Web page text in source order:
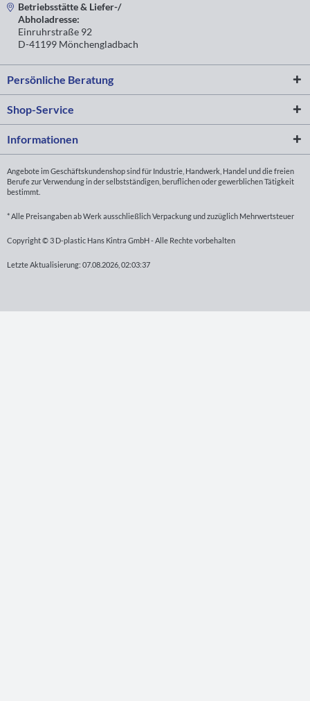
Betriebsstätte & Liefer-/
Abholadresse:
Einruhrstraße 92
D-41199 Mönchengladbach
Persönliche Beratung
Shop-Service
Informationen
Angebote im Geschäftskundenshop sind für Industrie, Handwerk, Handel und die freien
Berufe zur Verwendung in der selbstständigen, beruflichen oder gewerblichen Tätigkeit
bestimmt.
* Alle Preisangaben ab Werk ausschließlich Verpackung und zuzüglich Mehrwertsteuer
Copyright © 3 D-plastic Hans Kintra GmbH - Alle Rechte vorbehalten
Letzte Aktualisierung: 07.08.2026, 02:03:37